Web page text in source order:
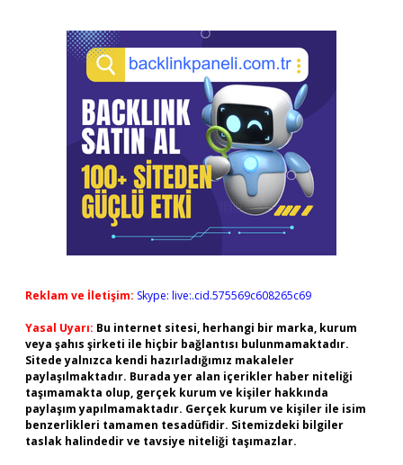
Reklam ve İletişim: Skype: live:.cid.575569c608265c69
Yasal Uyarı: Bu internet sitesi, herhangi bir marka, kurum
veya şahıs şirketi ile hiçbir bağlantısı bulunmamaktadır.
Sitede yalnızca kendi hazırladığımız makaleler
paylaşılmaktadır. Burada yer alan içerikler haber niteliği
taşımamakta olup, gerçek kurum ve kişiler hakkında
paylaşım yapılmamaktadır. Gerçek kurum ve kişiler ile isim
benzerlikleri tamamen tesadüfidir. Sitemizdeki bilgiler
taslak halindedir ve tavsiye niteliği taşımazlar.